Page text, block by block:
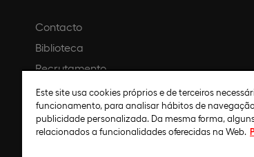
Contacto
Biblioteca
Recrutamento
Agendar visita
Este site usa cookies próprios e de terceiros
funcionamento, para analisar hábitos de
publicidade personalizada. Da mesma forma,
relacionados a funcionalidades oferecidas na Web.